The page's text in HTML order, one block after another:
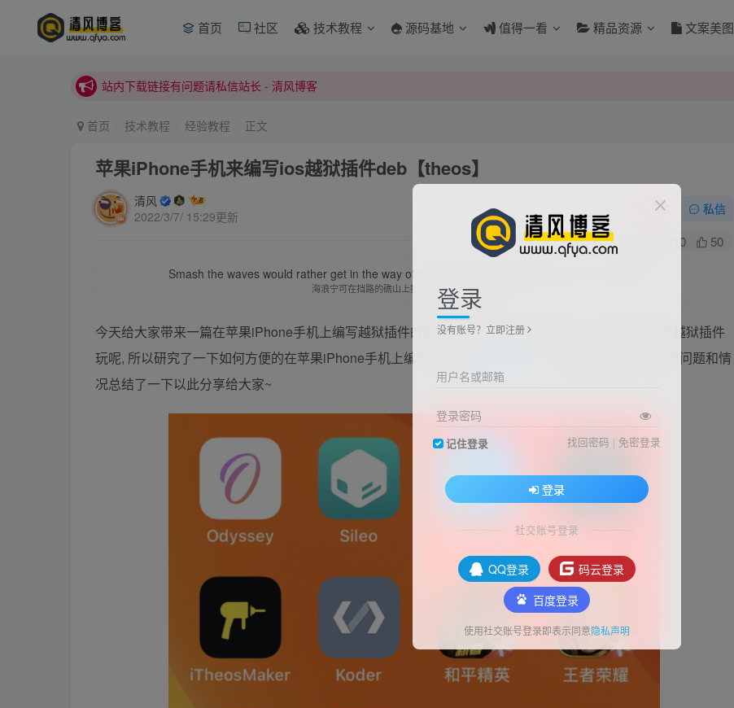
首页 社区 技术教程 源码基地 值得一看 精品资源 文案美图
站内下载链接有问题请私信站长 - 清风博客
站内下载链接有问题请私信站长 - 清风博客
首页 技术教程 经验教程 正文
苹果iPhone手机来编写ios越狱插件deb 【theos】
清风
2022/3/7/ 15:29更新
关注 私信
910 50
Smash the waves would rather get in the way of the reef hill, also not willing to take a step back.
海浪宁可在挡路的礁山上撞得粉碎，也不肯后退一步
今天给大家带来一篇在苹果iPhone手机上编写越狱插件的教程，有时间以为没有MAC，但是又很想弄越狱插件
玩呢, 所以研究了一下如何方便的在苹果iPhone手机上编写和编译
. 并且把这过程中遇到的问题和情
况总结了一下以此分享给大家~
登录
没有账号？立即注册
用户名或邮箱
登录密码
记住登录 找回密码 | 免密登录
登录
社交账号登录
QQ登录
码云登录
百度登录
使用社交账号登录即表示同意隐私声明